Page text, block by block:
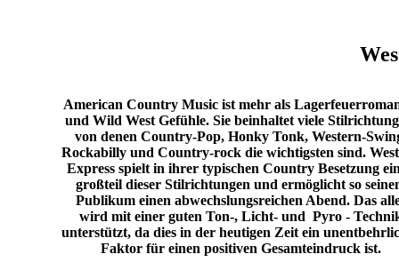
American Country Music ist mehr als
und Wild West Gefühle. Sie beinhaltet viele
von denen Country-Pop, Honky Tonk, Western-
Rockabilly und Country-rock die wichtigsten sind.
Express spielt in ihrer typischen Country Besetzung
großteil dieser Stilrichtungen und ermöglicht so
Publikum einen abwechslungsreichen Abend. Das
wird mit einer guten Ton-, Licht- und Pyro -
unterstützt, da dies in der heutigen Zeit ein
Faktor für einen positiven Gesamteindruck ist.